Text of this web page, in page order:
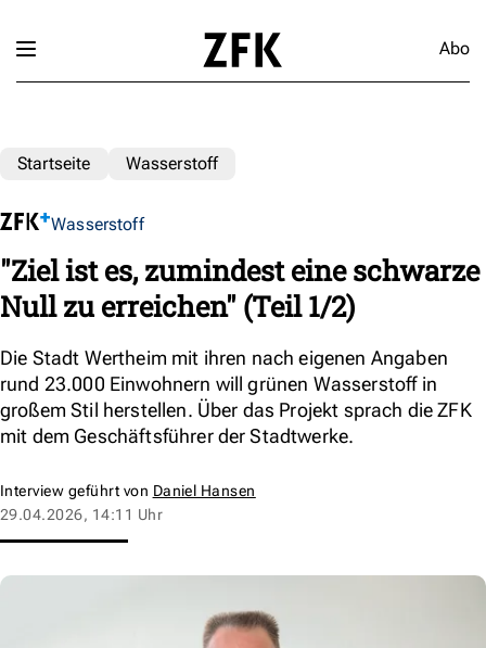
Abo
Startseite Wasserstoff
Wasserstoff
"Ziel ist es, zumindest eine schwarze
Null zu erreichen" (Teil 1/2)
Die Stadt Wertheim mit ihren nach eigenen Angaben
rund 23.000 Einwohnern will grünen Wasserstoff in
großem Stil herstellen. Über das Projekt sprach die ZFK
mit dem Geschäftsführer der Stadtwerke.
Interview geführt von Daniel Hansen
29.04.2026, 14:11 Uhr